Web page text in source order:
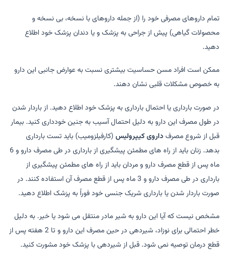
تمام داروهای مصرفی خود را (از جمله داروهای با نسخه، بی نسخه و
محصولات گیاهی) پیش از جراحی به پزشک و یا دندان پزشک خود اطلاع
دهید.
ممکن است افراد مسن حساسیت بیشتری نسبت به عوارض جانبی این دارو
به خصوص مشکلات قلبی نشان دهند.
در صورت بارداری یا احتمال بارداری به پزشک خود اطلاع دهید. از باردار شدن
در طول مصرف این دارو به دلیل احتمال آسیب به جنین خودداری کنید. بیمار
قبل از شروع مصرفداروی کیپرولیس (کارفیلزومیب) باید تست بارداری
بدهد. زنان باید از راه های مطمئن پیشگیری از بارداری در طی مصرف دارو و 6
ماه پس از قطع مصرف دارو و مردان باید از راه های مطمئن پیشگیری از
بارداری در طی مصرف دارو و 3 ماه پس از قطع مصرف آن استفاده کنند. در
صورت باردار شدن یا بارداری شریک جنسی خود فوراً به پزشک اطلاع دهید.
مشخص نیست که آیا این دارو به شیر مادر منتقل می شود یا خیر. به دلیل
خطر احتمالی برای نوزاد، شیردهی در حین مصرف این دارو و تا 2 هفته پس از
قطع درمان توصیه نمی شود. قبل از شیردهی با پزشک خود مشورت کنید.